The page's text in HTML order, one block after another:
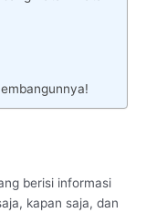
berisi informasi
kapan saja, dan